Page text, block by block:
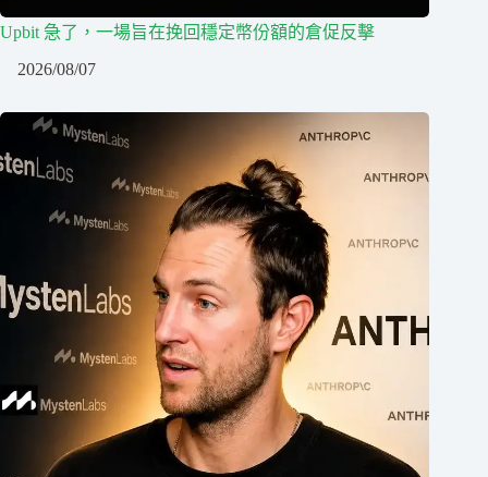
Upbit 急了，一場旨在挽回穩定幣份額的倉促反擊
2026/08/07